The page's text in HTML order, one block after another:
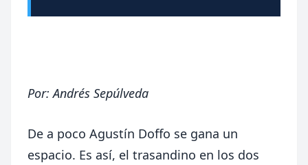
Por:Andrés Sepúlveda
De a poco Agustín Doffo se gana un
espacio. Es así, el trasandino en los dos